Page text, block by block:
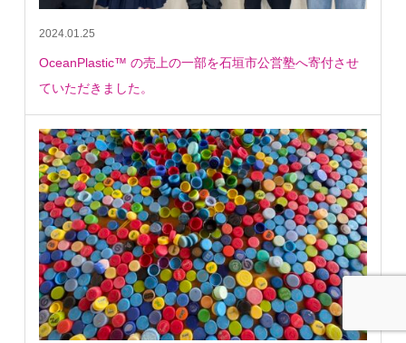
2024.01.25
OceanPlastic™️ の売上の一部を石垣市公営塾へ寄付させ
ていただきました。